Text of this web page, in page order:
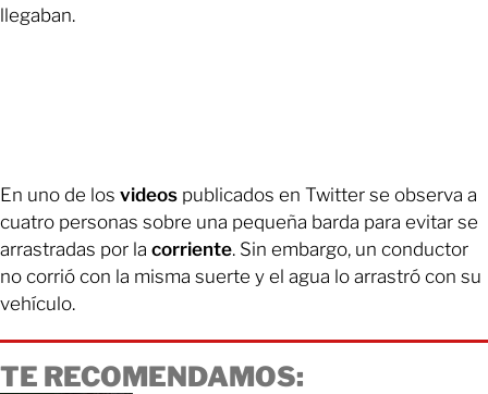
llegaban.
En uno de los videos publicados en Twitter se observa a
cuatro personas sobre una pequeña barda para evitar se
arrastradas por la corriente. Sin embargo, un conductor
no corrió con la misma suerte y el agua lo arrastró con su
vehículo.
TE RECOMENDAMOS: